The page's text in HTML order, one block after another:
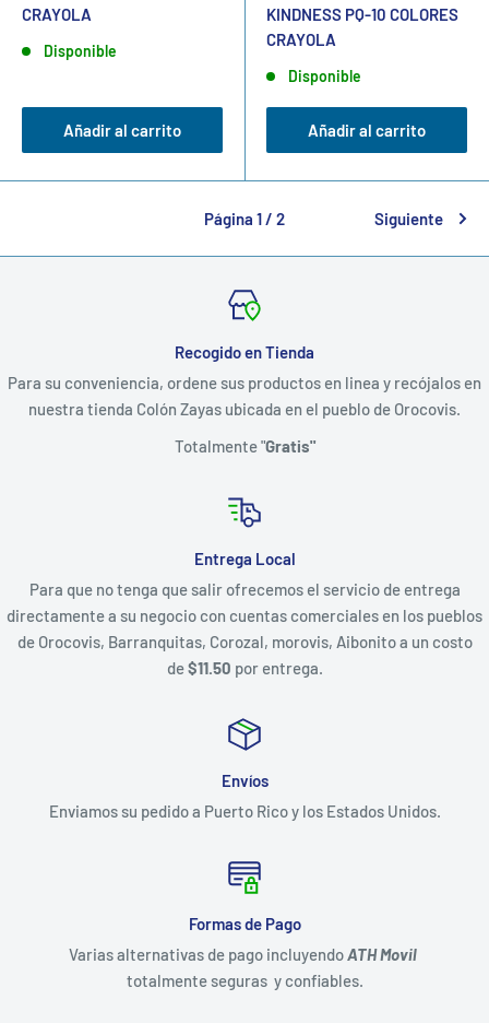
CRAYOLA
Disponible
Añadir al carrito
KINDNESS PQ-10 COLORES
CRAYOLA
Disponible
Añadir al carrito
Página 1 / 2 Siguiente
Recogido en Tienda
Para su conveniencia, ordene sus productos en linea y recójalos en
nuestra tienda Colón Zayas ubicada en el pueblo de Orocovis.
Totalmente "Gratis"
Entrega Local
Para que no tenga que salir ofrecemos el servicio de entrega
directamente a su negocio con cuentas comerciales en los pueblos
de Orocovis, Barranquitas, Corozal, morovis, Aibonito a un costo
de$11.50 por entrega.
Envíos
Enviamos su pedido a Puerto Rico y los Estados Unidos.
Formas de Pago
Varias alternativas de pago incluyendoATH Movil
totalmente seguras y confiables.